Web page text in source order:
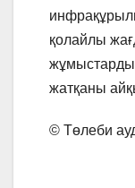
қолайлы
жатқаны
©️ Төлеби